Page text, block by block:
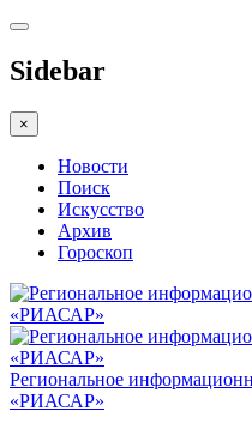
Sidebar
×
Новости
Поиск
Искусство
Архив
Гороскоп
Региональное
«РИАСАР»